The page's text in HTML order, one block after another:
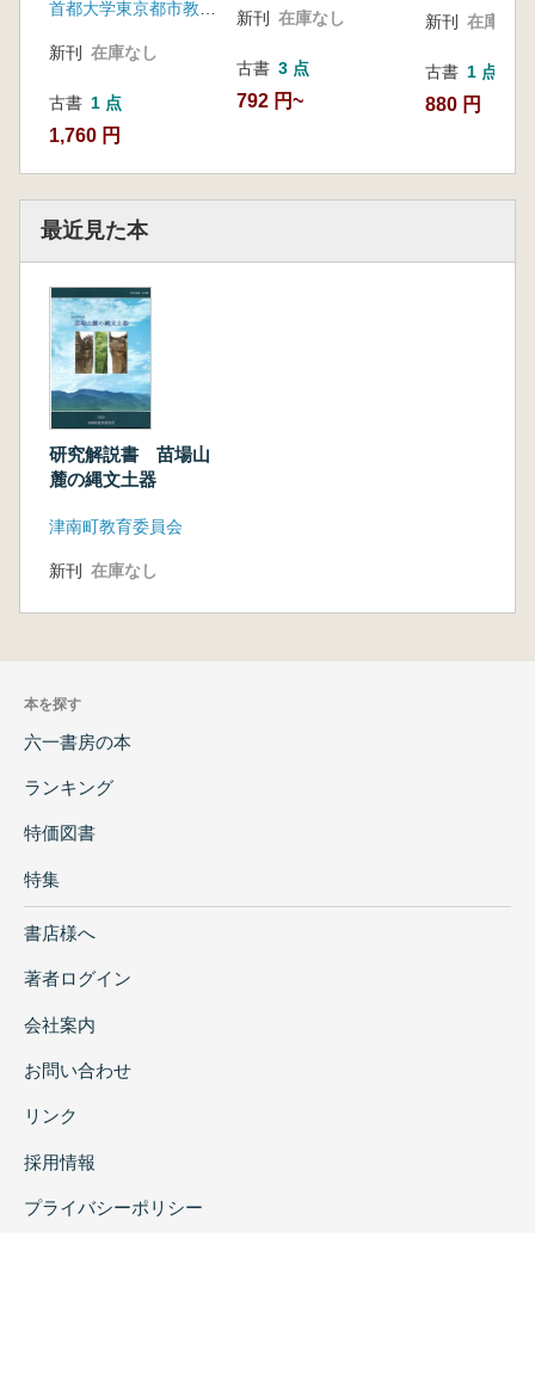
古澤妥史 津南町周辺の縄文時代後期中葉～後
葉土器
渡邊裕之 苗場山麓周辺の縄文晩期の土器
新刊 在庫なし
古書 1 点
1,760 円
対象として
新刊 在庫なし
古書 3 点
792 円~
新刊 在庫なし
古書 1 点
880 円
最近見た本
研究解説書 苗場山
麓の縄文土器
津南町教育委員会
新刊 在庫なし
本を探す
六一書房の本
ランキング
特価図書
特集
書店様へ
著者ログイン
会社案内
お問い合わせ
リンク
採用情報
プライバシーポリシー